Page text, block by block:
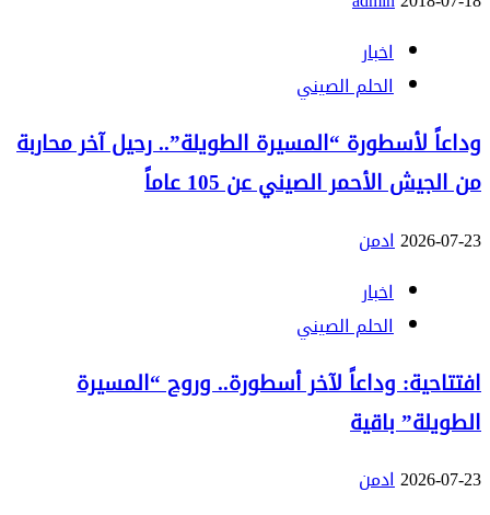
اخبار
الحلم الصيني
وداعاً لأسطورة “المسيرة الطويلة”.. رحيل آخر محاربة
من الجيش الأحمر الصيني عن 105 عاماً
2026-07-23ادمن
اخبار
الحلم الصيني
افتتاحية: وداعاً لآخر أسطورة.. وروح “المسيرة
الطويلة” باقية
2026-07-23ادمن